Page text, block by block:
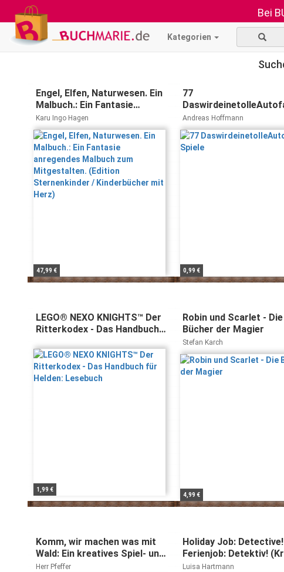
Bei
Kategorien
Engel, Elfen, Naturwesen. Ein
Malbuch.: Ein Fantasie
anregendes Malbuch zum
Mitgestalten. (Edition
Sternenkinder / Kinderbücher
mit Herz)
Karu Ingo Hagen
47,99 €
77
Spiele
Andreas Hoffmann
0,99 €
LEGO® NEXO KNIGHTS™ Der
Ritterkodex - Das Handbuch
1,99 €
Robin und Scarlet - Die
Bücher der Magier
Stefan Karch
4,99 €
Komm, wir machen was mit
Wald: Ein kreatives Spiel- und
Bastelbuch (Naturkind)
Herr Pfeffer
Holiday Job:
Ferienjob: Detektiv!
für Kids)
Luisa Hartmann